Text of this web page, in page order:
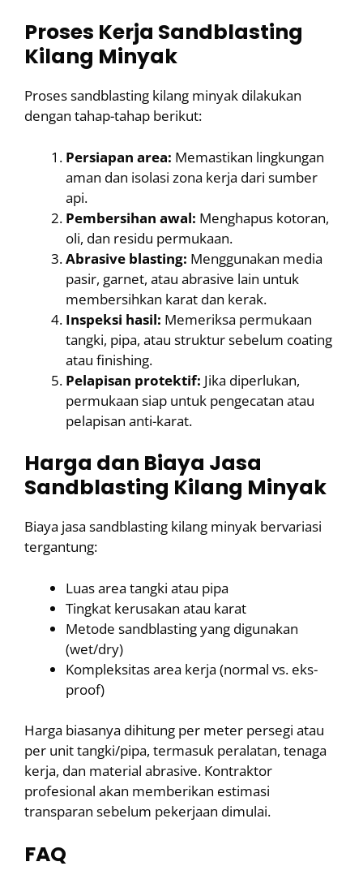
Proses Kerja Sandblasting
Kilang Minyak
Proses sandblasting kilang minyak dilakukan
dengan tahap-tahap berikut:
Persiapan area: Memastikan lingkungan
aman dan isolasi zona kerja dari sumber
api.
Pembersihan awal: Menghapus kotoran,
oli, dan residu permukaan.
Abrasive blasting: Menggunakan media
pasir, garnet, atau abrasive lain untuk
membersihkan karat dan kerak.
Inspeksi hasil: Memeriksa permukaan
tangki, pipa, atau struktur sebelum coating
atau finishing.
Pelapisan protektif: Jika diperlukan,
permukaan siap untuk pengecatan atau
pelapisan anti-karat.
Harga dan Biaya Jasa
Sandblasting Kilang Minyak
Biaya jasa sandblasting kilang minyak bervariasi
tergantung:
Luas area tangki atau pipa
Tingkat kerusakan atau karat
Metode sandblasting yang digunakan
(wet/dry)
Kompleksitas area kerja (normal vs. eks-
proof)
Harga biasanya dihitung per meter persegi atau
per unit tangki/pipa, termasuk peralatan, tenaga
kerja, dan material abrasive. Kontraktor
profesional akan memberikan estimasi
transparan sebelum pekerjaan dimulai.
FAQ